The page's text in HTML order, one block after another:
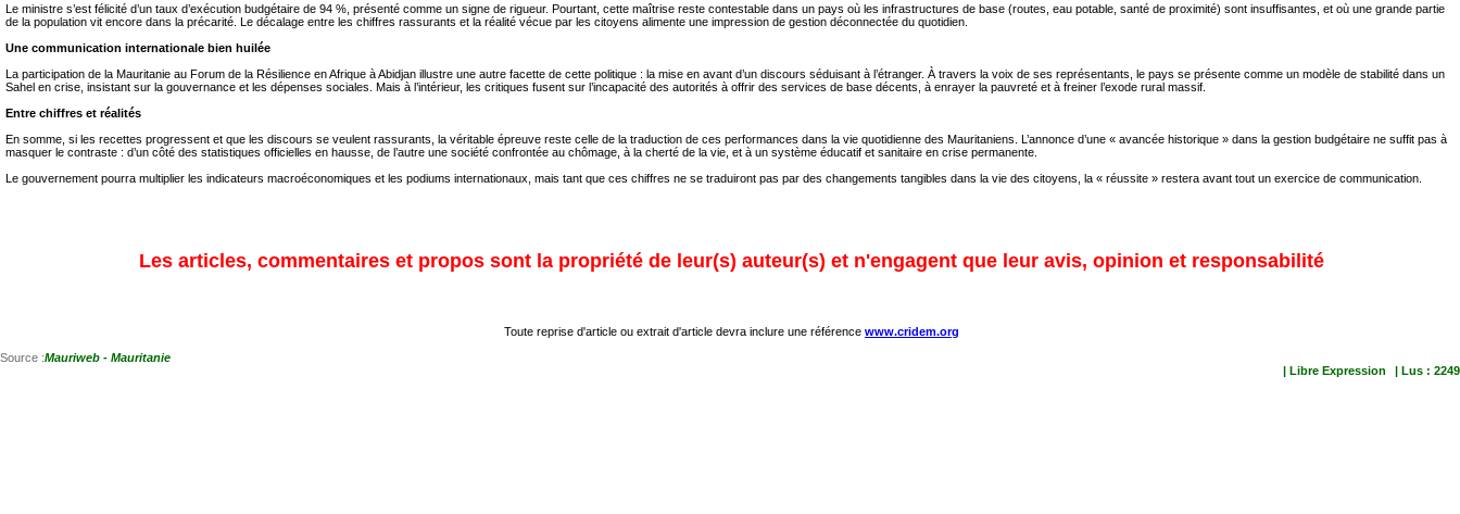
Le ministre s’est félicité d’un taux d’exécution budgétaire de 94 %, présenté comme un signe de rigueur. Pourtant, cette maîtrise reste contestable dans un pays où les infrastructures de base (routes, eau potable, santé de proximité) sont insuffisantes, et où une grande partie
de la population vit encore dans la précarité. Le décalage entre les chiffres rassurants et la réalité vécue par les citoyens alimente une impression de gestion déconnectée du quotidien.
Une communication internationale bien huilée
La participation de la Mauritanie au Forum de la Résilience en Afrique à Abidjan illustre une autre facette de cette politique : la mise en avant d’un discours séduisant à l’étranger. À travers la voix de ses représentants, le pays se présente comme un modèle de stabilité dans un
Sahel en crise, insistant sur la gouvernance et les dépenses sociales. Mais à l’intérieur, les critiques fusent sur l’incapacité des autorités à offrir des services de base décents, à enrayer la pauvreté et à freiner l’exode rural massif.
Entre chiffres et réalités
En somme, si les recettes progressent et que les discours se veulent rassurants, la véritable épreuve reste celle de la traduction de ces performances dans la vie quotidienne des Mauritaniens. L’annonce d’une « avancée historique » dans la gestion budgétaire ne suffit pas à
masquer le contraste : d’un côté des statistiques officielles en hausse, de l’autre une société confrontée au chômage, à la cherté de la vie, et à un système éducatif et sanitaire en crise permanente.
Le gouvernement pourra multiplier les indicateurs macroéconomiques et les podiums internationaux, mais tant que ces chiffres ne se traduiront pas par des changements tangibles dans la vie des citoyens, la « réussite » restera avant tout un exercice de communication.
Les articles, commentaires et propos sont la propriété de leur(s) auteur(s) et n'engagent que leur avis, opinion et responsabilité
Toute reprise d'article ou extrait d'article devra inclure une référence www.cridem.org
Source :Mauriweb - Mauritanie
| Libre Expression
| Lus : 2249